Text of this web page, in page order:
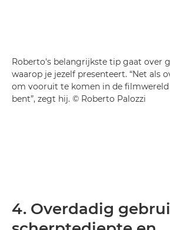
Roberto's belangrijkste tip gaat over
waarop je jezelf presenteert. “Net als
om vooruit te komen in de
bent”, zegt hij. © Roberto Palozzi
4. Overdadig